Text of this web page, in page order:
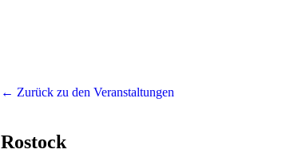
← Zurück zu den Veranstaltungen
Rostock